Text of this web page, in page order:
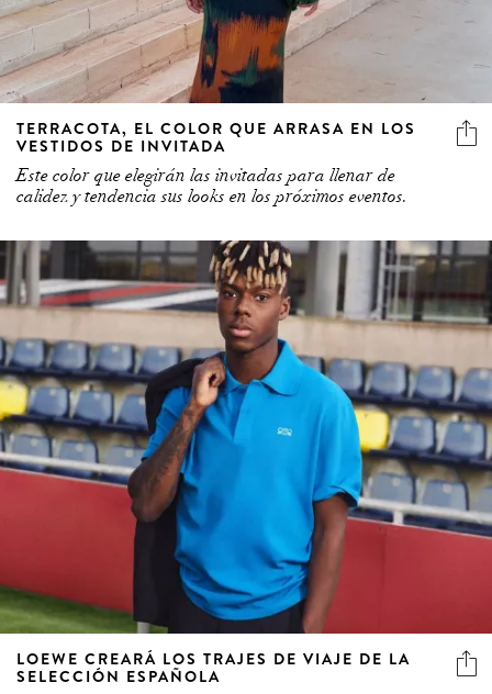
TERRACOTA, EL COLOR QUE ARRASA EN LOS
VESTIDOS DE INVITADA
Este color que elegirán las invitadas para llenar de
calidez y tendencia sus looks en los próximos eventos.
LOEWE CREARÁ LOS TRAJES DE VIAJE DE LA
SELECCIÓN ESPAÑOLA